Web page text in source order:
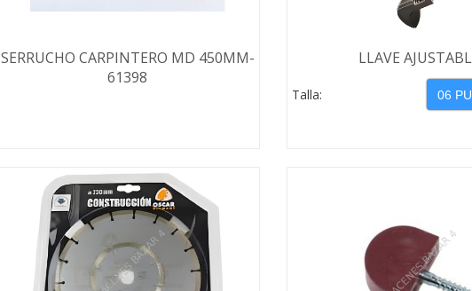
SERRUCHO CARPINTERO MD 450MM-
61398
LLAVE
Talla: